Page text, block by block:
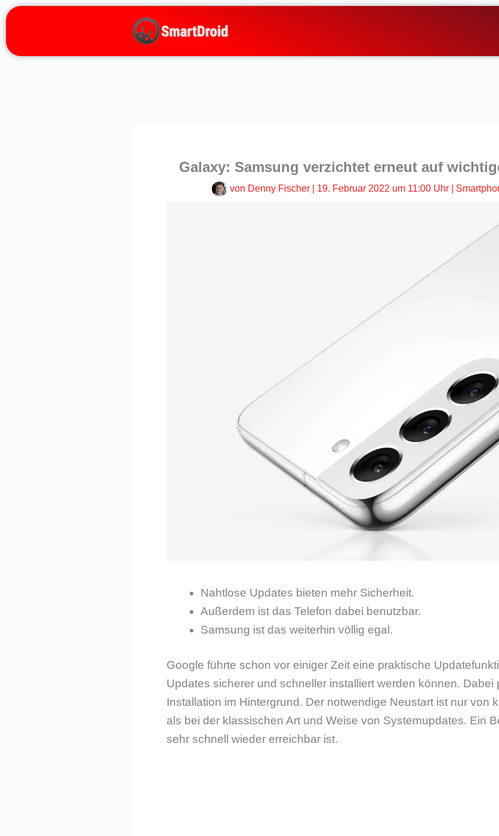
Zum
springen
Galaxy: Samsung verzichtet erneut auf
von Denny Fischer 19. Februar 2022 um 11:00 Uhr
Nahtlose Updates bieten mehr Sicherheit.
Außerdem ist das Telefon dabei benutzbar.
Samsung ist das weiterhin völlig egal.
Google führte schon vor einiger Zeit eine praktische
Updates sicherer und schneller installiert werden können. Dabei
Installation im Hintergrund. Der notwendige Neustart ist nur von
als bei der klassischen Art und Weise von Systemupdates. Ein
sehr schnell wieder erreichbar ist.